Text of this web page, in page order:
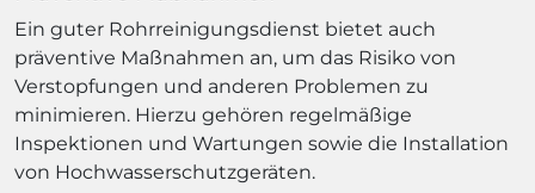
Ein guter Rohrreinigungsdienst bietet auch
präventive Maßnahmen an, um das Risiko von
Verstopfungen und anderen Problemen zu
minimieren. Hierzu gehören regelmäßige
Inspektionen und Wartungen sowie die Installation
von Hochwasserschutzgeräten.